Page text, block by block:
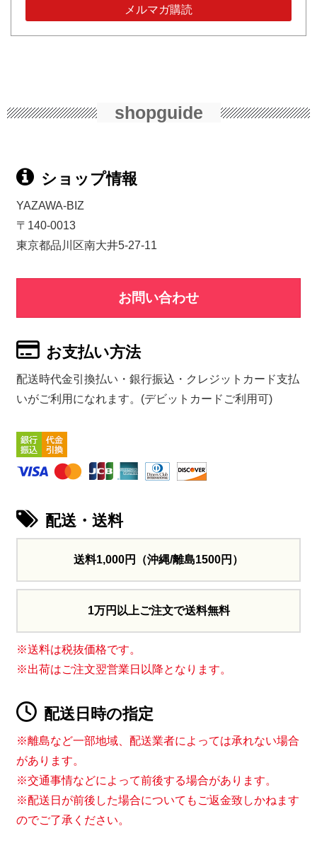
shopguide
ショップ情報
YAZAWA-BIZ
〒140-0013
東京都品川区南大井5-27-11
お問い合わせ
お支払い方法
配送時代金引換払い・銀行振込・クレジットカード支払
いがご利用になれます。(デビットカードご利用可)
配送・送料
送料1,000円 （沖縄/離島1500円）
1万円以上ご注文で送料無料
※送料は税抜価格です。
※出荷はご注文翌営業日以降となります。
配送日時の指定
※離島など一部地域、配送業者によっては承れない場合
があります。
※交通事情などによって前後する場合があります。
※配送日が前後した場合についてもご返金致しかねます
のでご了承ください。